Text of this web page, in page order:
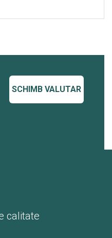
SCHIMB VALUTAR
calitate